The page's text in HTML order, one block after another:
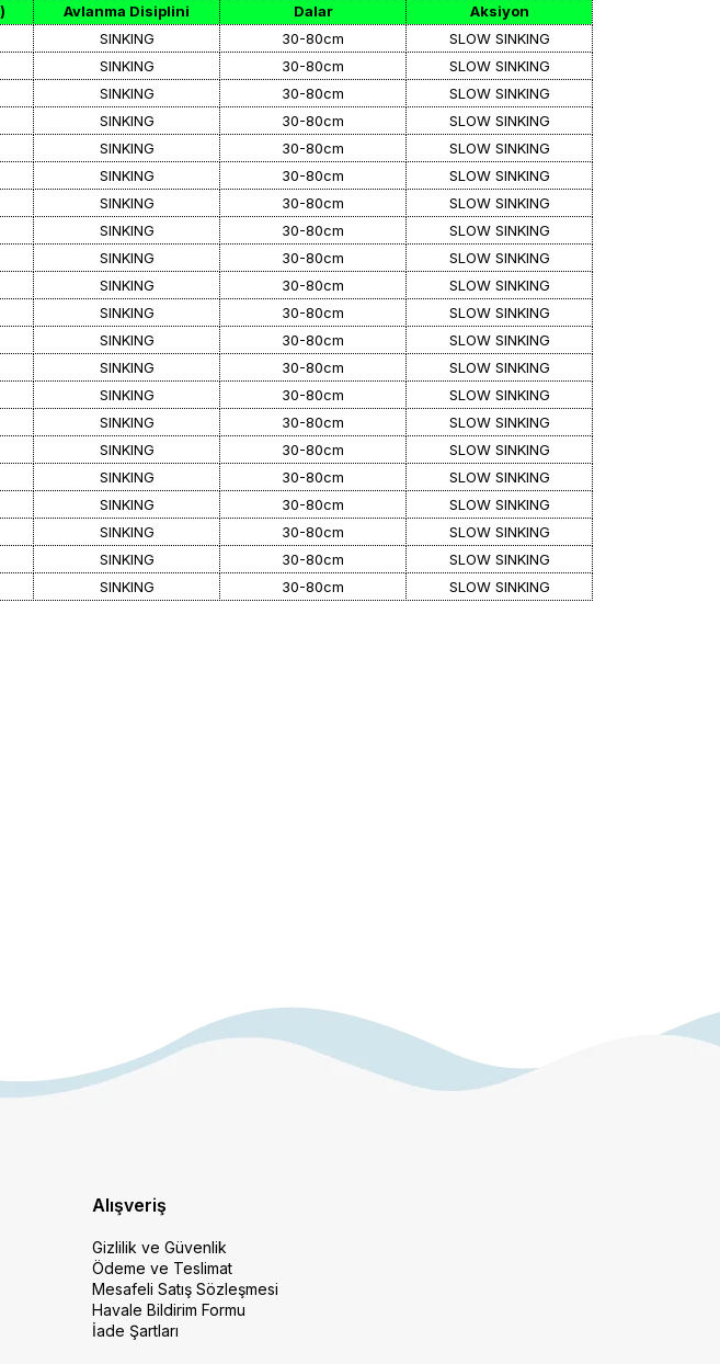
Avlanma Disiplini Dalar
Aksiyon
SINKING 30-80cm
SLOW SINKING
SINKING 30-80cm
SLOW SINKING
SINKING 30-80cm
SLOW SINKING
SINKING 30-80cm
SLOW SINKING
SINKING 30-80cm
SLOW SINKING
SINKING 30-80cm
SLOW SINKING
SINKING 30-80cm
SLOW SINKING
SINKING 30-80cm
SLOW SINKING
SINKING 30-80cm
SLOW SINKING
SINKING 30-80cm
SLOW SINKING
SINKING 30-80cm
SLOW SINKING
SINKING 30-80cm
SLOW SINKING
SINKING 30-80cm
SLOW SINKING
SINKING 30-80cm
SLOW SINKING
SINKING 30-80cm
SLOW SINKING
SINKING 30-80cm
SLOW SINKING
SINKING 30-80cm
SLOW SINKING
SINKING 30-80cm
SLOW SINKING
SINKING 30-80cm
SLOW SINKING
SINKING 30-80cm
SLOW SINKING
SINKING 30-80cm SLOW SINKING
Alışveriş
Gizlilik ve Güvenlik
Ödeme ve Teslimat
Mesafeli Satış Sözleşmesi
Havale Bildirim Formu
İade Şartları